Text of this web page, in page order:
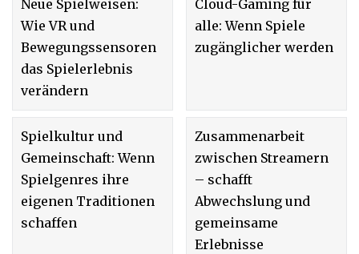
Neue Spielweisen:
Wie VR und
Bewegungssensoren
das Spielerlebnis
verändern
Cloud-Gaming für
alle: Wenn Spiele
zugänglicher werden
Spielkultur und
Gemeinschaft: Wenn
Spielgenres ihre
eigenen Traditionen
schaffen
Zusammenarbeit
zwischen Streamern
– schafft
Abwechslung und
gemeinsame
Erlebnisse